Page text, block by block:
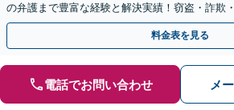
の弁護まで豊富な経験と解決実績！窃盗・詐欺
盗撮・薬物犯罪など幅広い分野に対応可能です
料金表を見る
電話でお問い合わせ メ